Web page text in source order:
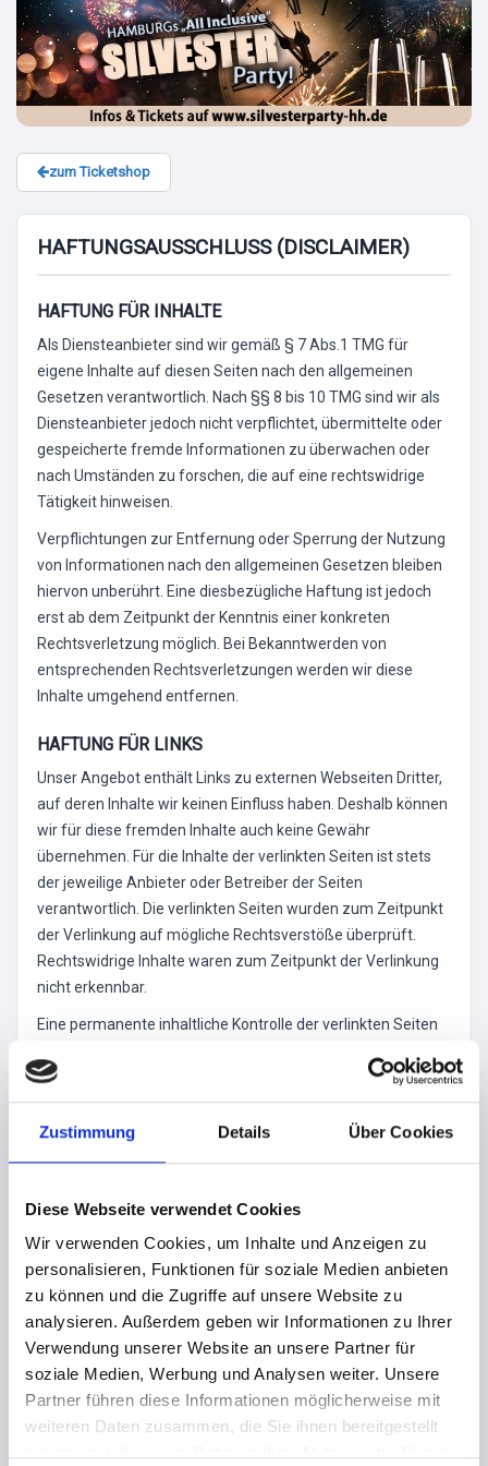
Zustimmung Details Über Cookies
Diese Webseite verwendet Cookies
Wir verwenden Cookies, um Inhalte und Anzeigen zu
personalisieren, Funktionen für soziale Medien anbieten
zu können und die Zugriffe auf unsere Website zu
analysieren. Außerdem geben wir Informationen zu Ihrer
Verwendung unserer Website an unsere Partner für
soziale Medien, Werbung und Analysen weiter. Unsere
Partner führen diese Informationen möglicherweise mit
weiteren Daten zusammen, die Sie ihnen bereitgestellt
zum Ticketshop
HAFTUNGSAUSSCHLUSS (DISCLAIMER)
HAFTUNG FÜR INHALTE
Als Diensteanbieter sind wir gemäß § 7 Abs.1 TMG für
eigene Inhalte auf diesen Seiten nach den allgemeinen
Gesetzen verantwortlich. Nach §§ 8 bis 10 TMG sind wir als
Diensteanbieter jedoch nicht verpflichtet, übermittelte oder
gespeicherte fremde Informationen zu überwachen oder
nach Umständen zu forschen, die auf eine rechtswidrige
Tätigkeit hinweisen.
Verpflichtungen zur Entfernung oder Sperrung der Nutzung
von Informationen nach den allgemeinen Gesetzen bleiben
hiervon unberührt. Eine diesbezügliche Haftung ist jedoch
erst ab dem Zeitpunkt der Kenntnis einer konkreten
Rechtsverletzung möglich. Bei Bekanntwerden von
entsprechenden Rechtsverletzungen werden wir diese
Inhalte umgehend entfernen.
HAFTUNG FÜR LINKS
Unser Angebot enthält Links zu externen Webseiten Dritter,
auf deren Inhalte wir keinen Einfluss haben. Deshalb können
wir für diese fremden Inhalte auch keine Gewähr
übernehmen. Für die Inhalte der verlinkten Seiten ist stets
der jeweilige Anbieter oder Betreiber der Seiten
verantwortlich. Die verlinkten Seiten wurden zum Zeitpunkt
der Verlinkung auf mögliche Rechtsverstöße überprüft.
Rechtswidrige Inhalte waren zum Zeitpunkt der Verlinkung
nicht erkennbar.
Eine permanente inhaltliche Kontrolle der verlinkten Seiten
Rechtsverletzung nicht zumutbar. Bei Bekanntwerden von
Rechtsverletzungen werden wir derartige Links umgehend
entfernen.
Die durch die Seitenbetreiber erstellten Inhalte und Werke
auf diesen Seiten unterliegen dem deutschen Urheberrecht.
Die Vervielfältigung, Bearbeitung, Verbreitung und jede Art
der Verwertung außerhalb der Grenzen des Urheberrechtes
bedürfen der schriftlichen Zustimmung des jeweiligen
Autors bzw. Erstellers. Downloads und Kopien dieser Seite
sind nur für den privaten, nicht kommerziellen Gebrauch
gestattet.
Soweit die Inhalte auf dieser Seite nicht vom Betreiber
erstellt wurden, werden die Urheberrechte Dritter beachtet.